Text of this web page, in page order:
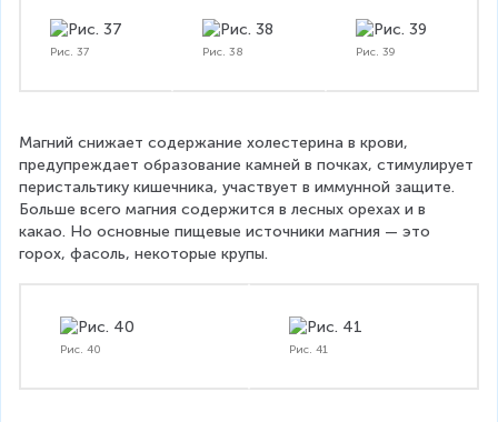
Рис. 37 Рис. 38 Рис. 39
Магний снижает содержание холестерина в крови,
предупреждает образование камней в почках, стимулирует
перистальтику кишечника, участвует в иммунной защите.
Больше всего магния содержится в лесных орехах и в
какао. Но основные пищевые источники магния — это
горох, фасоль, некоторые крупы.
Рис. 40 Рис. 41